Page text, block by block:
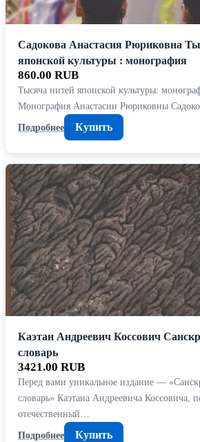
Садокова Анастасия Рюриковна
японской культуры : монография
860.00 RUB
Тысяча нитей японской культуры:
Монография Анастасии Рюриковны
Подробнее
Купить
Каэтан Андреевич Коссович
словарь
3421.00 RUB
Перед вами уникальное издание —
словарь» Каэтана Андреевича Коссовича,
отечественный…
Подробнее
Купить